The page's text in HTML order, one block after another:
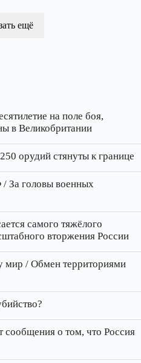
ещё
на поле боя,
в Великобритании
орудий стянуты к границе
/ За головы военных
самого тяжёлого
вторжения России
мир / Обмен территориями
о том, что Россия